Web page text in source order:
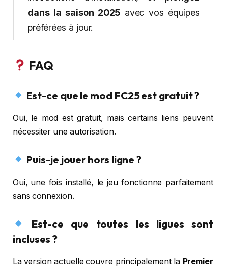
dans la saison 2025 avec vos équipes
préférées à jour.
FAQ
Est-ce que le mod FC25 est gratuit ?
Oui, le mod est gratuit, mais certains liens peuvent
nécessiter une autorisation.
Puis-je jouer hors ligne ?
Oui, une fois installé, le jeu fonctionne parfaitement
sans connexion.
Est-ce que toutes les ligues sont
incluses ?
La version actuelle couvre principalement la Premier